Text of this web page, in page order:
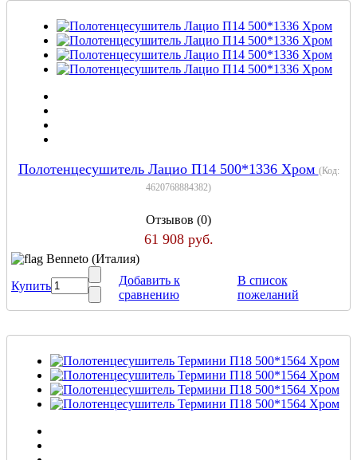
Полотенцесушитель Лацио П14 500*1336 Хром (Код:
4620768884382)
Отзывов (0)
61 908 руб.
Benneto (Италия)
Купить
Добавить к
сравнению
В список
пожеланий